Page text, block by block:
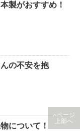
製がおすすめ！
の不安を抱
について！
ページ
上部へ